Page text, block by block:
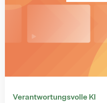
Verantwortungsvolle KI